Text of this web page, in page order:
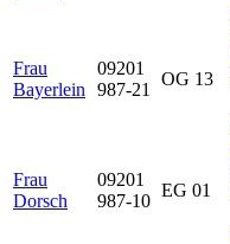
Frau
Bayerlein
09201
987-21
OG 13
Frau
Dorsch
09201
987-10
EG 01